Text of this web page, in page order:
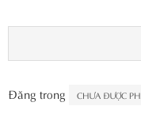
Đăng trong CHƯA ĐƯỢC